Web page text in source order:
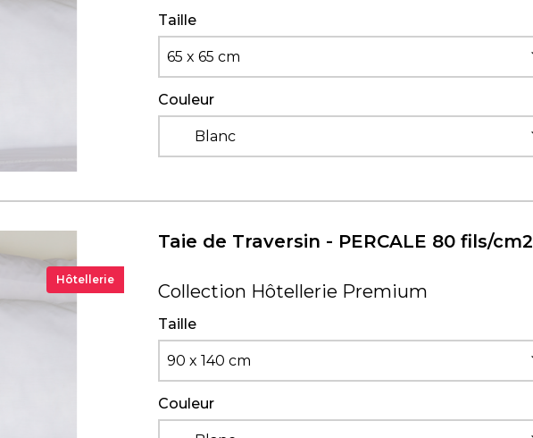
Taille
65 x 65 cm
Couleur
Blanc
Hôtellerie
Taie de Traversin - PERCALE 80 fils/cm2
Collection Hôtellerie Premium
Taille
90 x 140 cm
Couleur